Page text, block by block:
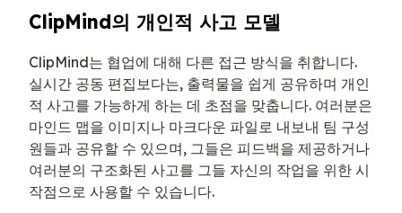
ClipMind의 개인적 사고 모델
ClipMind는 협업에 대해 다른 접근 방식을 취합니다.
실시간 공동 편집보다는, 출력물을 쉽게 공유하며 개인
적 사고를 가능하게 하는 데 초점을 맞춥니다. 여러분은
마인드 맵을 이미지나 마크다운 파일로 내보내 팀 구성
원들과 공유할 수 있으며, 그들은 피드백을 제공하거나
여러분의 구조화된 사고를 그들 자신의 작업을 위한 시
작점으로 사용할 수 있습니다.